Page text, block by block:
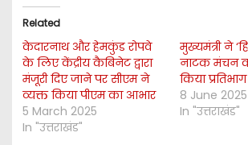
Related
केदारनाथ और हेमकुंड रोपवे
के लिए केंद्रीय कैबिनेट द्वारा
मंजूरी दिए जाने पर सीएम ने
व्यक्त किया पीएम का आभार
5 March 2025
In "उत्तराखंड"
मुख्यमंत्री ने
नाटक मंचन
किया प्रतिभाग
8 June 2025
In "उत्तराखंड"